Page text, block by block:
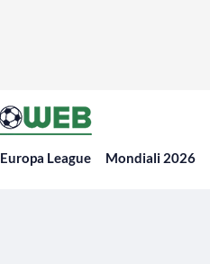
Europa League Mondiali 2026